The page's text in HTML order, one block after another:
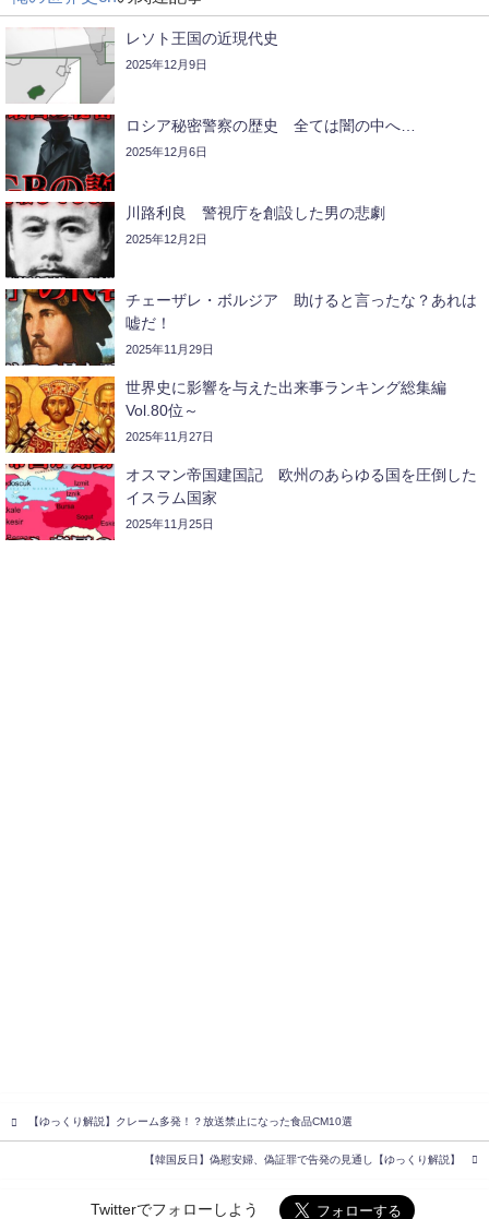
レソト王国の近現代史
2025年12月9日
ロシア秘密警察の歴史 全ては闇の中へ…
2025年12月6日
川路利良 警視庁を創設した男の悲劇
2025年12月2日
チェーザレ・ボルジア 助けると言ったな？あれは
嘘だ！
2025年11月29日
世界史に影響を与えた出来事ランキング総集編
Vol.80位～
2025年11月27日
オスマン帝国建国記 欧州のあらゆる国を圧倒した
イスラム国家
2025年11月25日
【ゆっくり解説】クレーム多発！？放送禁止になった食品CM10選
【韓国反日】偽慰安婦、偽証罪で告発の見通し【ゆっくり解説】
Twitterでフォローしよう